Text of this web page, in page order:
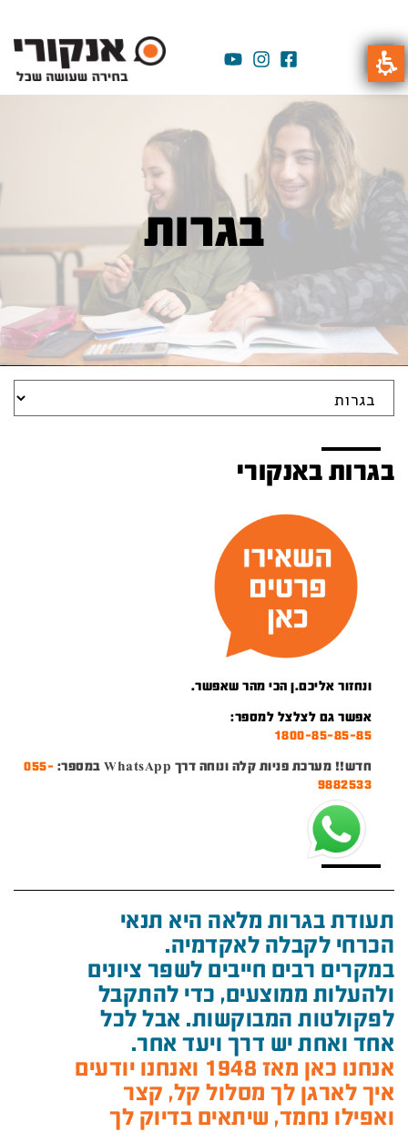
בגרות
בגרות באנקורי
ונחזור אליכם.ן הכי מהר שאפשר.
אפשר גם לצלצל למספר:
1800-85-85-85
חדש!! מערכת פניות קלה ונוחה דרך WhatsApp במספר:
055-
9882533
תעודת בגרות מלאה היא תנאי
הכרחי לקבלה לאקדמיה.
במקרים רבים חייבים לשפר ציונים
ולהעלות ממוצעים, כדי להתקבל
לפקולטות המבוקשות. אבל לכל
אחד ואחת יש דרך ויעד אחר.
אנחנו כאן מאז 1948 ואנחנו יודעים
איך לארגן לך מסלול קל, קצר
ואפילו נחמד, שיתאים בדיוק לך